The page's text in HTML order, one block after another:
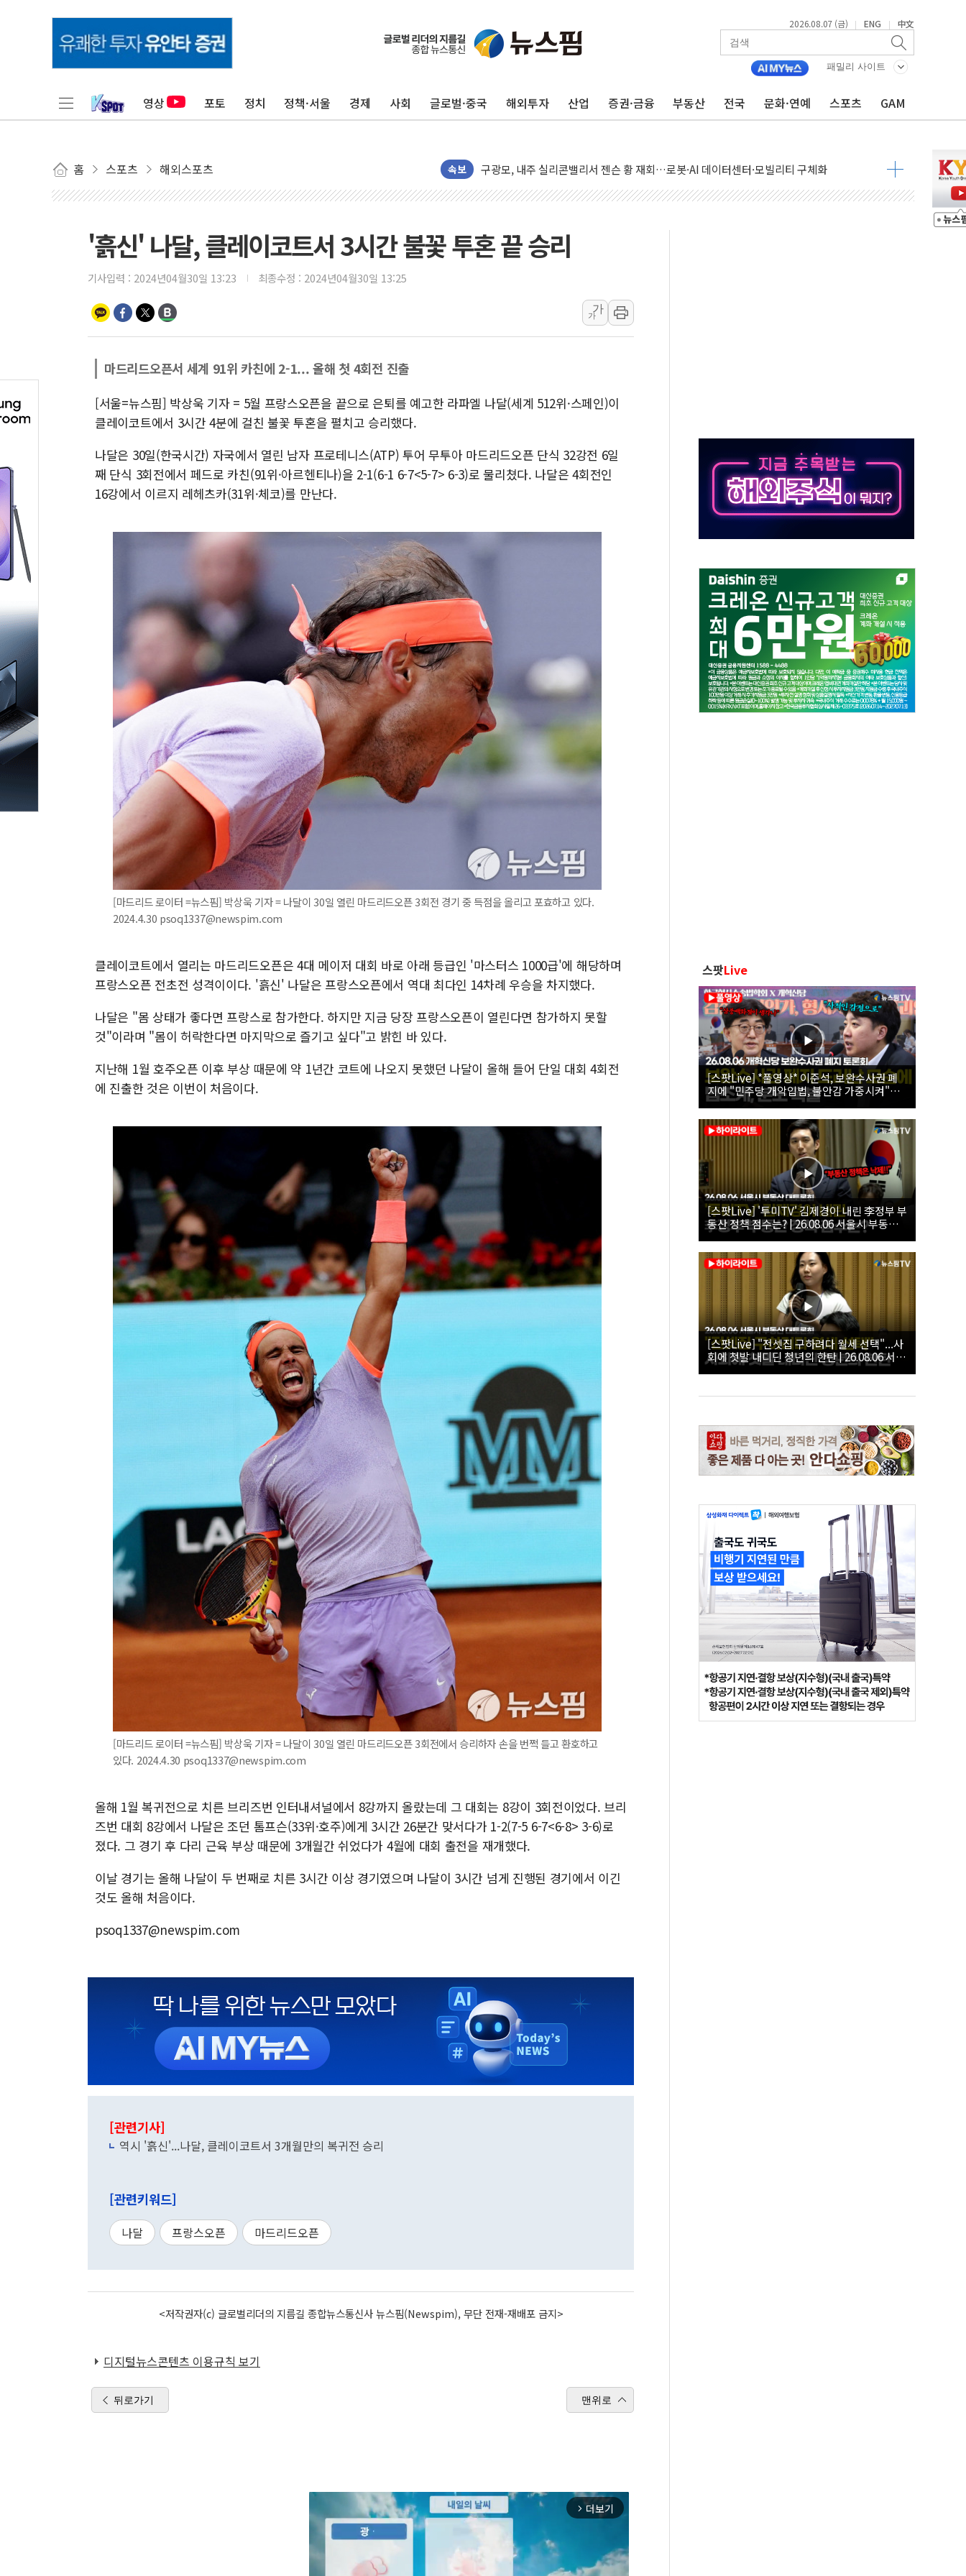
2026.08.07 (금) | ENG | 中文
패밀리 사이트
영상 포토 정치 정책·서울 경제 사회 글로벌·중국 해외투자 산업 증권·금융 부동산 전국 문화·연예 스포츠 GAM
홈 스포츠 해외스포츠 속보
유럽증시, 견조한 실적 소화하며 대부분 상승… "2분기 기업 순이익 21% 증가" 전망
리투아니아 국방 "러, 우크라 드론으로 나토 회원국 공격 검토… 거짓 깃발 작전"
뉴욕증시 개장 전 특징주...모더나·아이온큐·도어대시↑ VS 샌디스크·피그마·앱러빈↓
김정관 장관 "영업이익 N% 성과급 반대…상법·자본시장법 개정 논의"
청와대, 북한 단거리 탄도미사일 발사에 긴급 안보 점검회의
금값 7주 만에 최고…美 고용 둔화·호르무즈 재개방 기대에 강세
러, 1인칭시점 드론으로 우크라 민간인 '사파리' 공격… 시민들 공포감 극대화 전략
[베트남 증시] 지수 하락 속 'DGC' 임시 주총 기대감에 홀로 상한가…마진 잔액은 사상 최고
'월가의 황제' 다이먼 "금융시장 레버리지 위험수위…숨은 차입이 더 큰 변수"
해군 1함대 창설 80주년…지역과 함께하는 '선봉'의 대민 봉사
우크라 드론 전술, 중남미 콜롬비아에 새 안보 위기… 반군·마약카르텔이 습득해 전투 활용
동해해경, 독도 해상서 부유물 감긴 어선 구조
주한미군 "오산기지 누출, 백린 아닌 무해한 표면 부식 물질"
구미 폐염산처리업체서 불 2시간30여분만에 진화...외국인 노동자 숨져
'흙신' 나달, 클레이코트서 3시간 불꽃 투혼 끝 승리
기사입력 : 2024년04월30일 13:23 최종수정 : 2024년04월30일 13:25
가
가
마드리드오픈서 세계 91위 카친에 2-1... 올해 첫 4회전 진출
[서울=뉴스핌] 박상욱 기자 = 5월 프랑스오픈을 끝으로 은퇴를 예고한 라파엘 나달(세계 512위·스페인)이
클레이코트에서 3시간 4분에 걸친 불꽃 투혼을 펼치고 승리했다.
나달은 30일(한국시간) 자국에서 열린 남자 프로테니스(ATP) 투어 무투아 마드리드오픈 단식 32강전 6일
째 단식 3회전에서 페드로 카친(91위·아르헨티나)을 2-1(6-1 6-7<5-7> 6-3)로 물리쳤다. 나달은 4회전인
16강에서 이르지 레헤츠카(31위·체코)를 만난다.
[마드리드 로이터 =뉴스핌] 박상욱 기자 = 나달이 30일 열린 마드리드오픈 3회전 경기 중 득점을 올리고 포효하고 있다.
2024.4.30 psoq1337@newspim.com
클레이코트에서 열리는 마드리드오픈은 4대 메이저 대회 바로 아래 등급인 '마스터스 1000급'에 해당하며
프랑스오픈 전초전 성격이이다. '흙신' 나달은 프랑스오픈에서 역대 최다인 14차례 우승을 차지했다.
나달은 "몸 상태가 좋다면 프랑스로 참가한다. 하지만 지금 당장 프랑스오픈이 열린다면 참가하지 못할
것"이라며 "몸이 허락한다면 마지막으로 즐기고 싶다"고 밝힌 바 있다.
지난해 1월 호주오픈 이후 부상 때문에 약 1년간 코트에 나오지 못했던 나달이 올해 들어 단일 대회 4회전
에 진출한 것은 이번이 처음이다.
[마드리드 로이터 =뉴스핌] 박상욱 기자 = 나달이 30일 열린 마드리드오픈 3회전에서 승리하자 손을 번쩍 들고 환호하고
있다. 2024.4.30 psoq1337@newspim.com
올해 1월 복귀전으로 치른 브리즈번 인터내셔널에서 8강까지 올랐는데 그 대회는 8강이 3회전이었다. 브리
즈번 대회 8강에서 나달은 조던 톰프슨(33위·호주)에게 3시간 26분간 맞서다가 1-2(7-5 6-7<6-8> 3-6)로
졌다. 그 경기 후 다리 근육 부상 때문에 3개월간 쉬었다가 4월에 대회 출전을 재개했다.
이날 경기는 올해 나달이 두 번째로 치른 3시간 이상 경기였으며 나달이 3시간 넘게 진행된 경기에서 이긴
것도 올해 처음이다.
psoq1337@newspim.com
[관련기사]
역시 '흙신'...나달, 클레이코트서 3개월만의 복귀전 승리
[관련키워드]
나달 프랑스오픈 마드리드오픈
<저작권자(c) 글로벌리더의 지름길 종합뉴스통신사 뉴스핌(Newspim), 무단 전재-재배포 금지>
디지털뉴스콘텐츠 이용규칙 보기
뒤로가기 맨위로
arrow_forward_ios 더보기
스팟Live
[스팟Live] *풀영상* 이준석, 보완수사권 폐
지에 "민주당 개악입법, 불안감 가중시켜"｜
26.08.06 개혁신당 보완수사권 폐지 토론회
[스팟Live] '투미TV' 김제경이 내린 李정부 부
동산 정책 점수는? | 26.08.06 서울시 부동산
대토론회
[스팟Live] "전셋집 구하려다 월세 선택"...사
회에 첫발 내디딘 청년의 한탄 | 26.08.06 서울
시 부동산 대토론회